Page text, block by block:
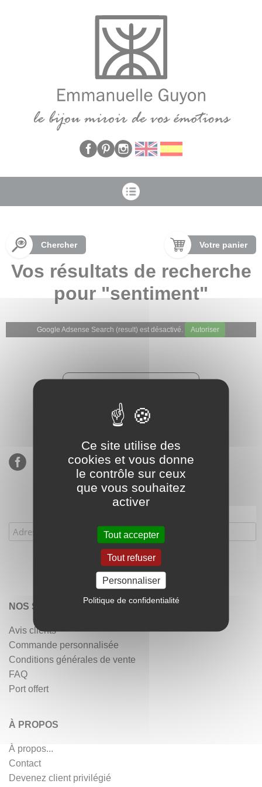
Chercher Votre panier
Vos résultats de recherche
pour "sentiment"
Google Adsense Search (result) est désactivé. Autoriser
★★★★★
Etsy : 900 ventes, 294 avis
NOS SERVICES
Avis clients
Commande personnalisée
Conditions générales de vente
FAQ
Port offert
À PROPOS
À propos...
Contact
Devenez client privilégié
Ce site utilise des
cookies et vous donne
le contrôle sur ceux
que vous souhaitez
activer
Tout accepter
Tout refuser
Personnaliser
Politique de confidentialité